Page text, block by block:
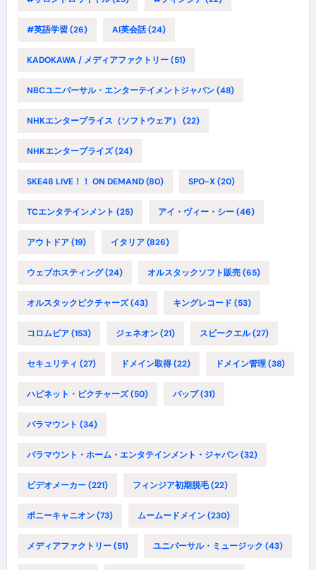
#英語学習(26) AI英会話(24)
KADOKAWA / メディアファクトリー(51)
NBCユニバーサル・エンターテイメントジャパン(48)
NHKエンタープライス（ソフトウェア） (22)
NHKエンタープライズ(24)
SKE48 LIVE！！ ON DEMAND(80) SPO-X(20)
TCエンタテインメント (25) アイ・ヴィー・シー(46)
アウトドア(19) イタリア(826)
ウェブホスティング(24) オルスタックソフト販売(65)
オルスタックピクチャーズ(43) キングレコード (53)
コロムビア(153) ジェネオン(21) スピークエル(27)
セキュリティ (27) ドメイン取得(22) ドメイン管理(38)
ハピネット・ピクチャーズ(50) バップ(31)
パラマウント (34)
パラマウント・ホーム・エンタテインメント・ジャパン(32)
ビデオメーカー(221) フィンジア初期脱毛(22)
ポニーキャニオン(73) ムームードメイン(230)
メディアファクトリー(51) ユニバーサル・ミュージック (43)